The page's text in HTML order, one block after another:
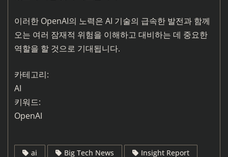
이러한 OpenAI의 노력은 AI 기술의 급속한 발전과 함께
오는 여러 잠재적 위험을 이해하고 대비하는 데 중요한
역할을 할 것으로 기대됩니다.
카테고리:
AI
키워드:
OpenAI
ai Big Tech News Insight Report